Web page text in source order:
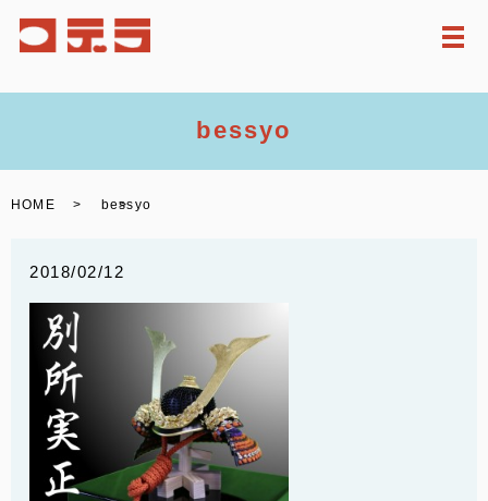
メ
bessyo
HOME bessyo
2018/02/12